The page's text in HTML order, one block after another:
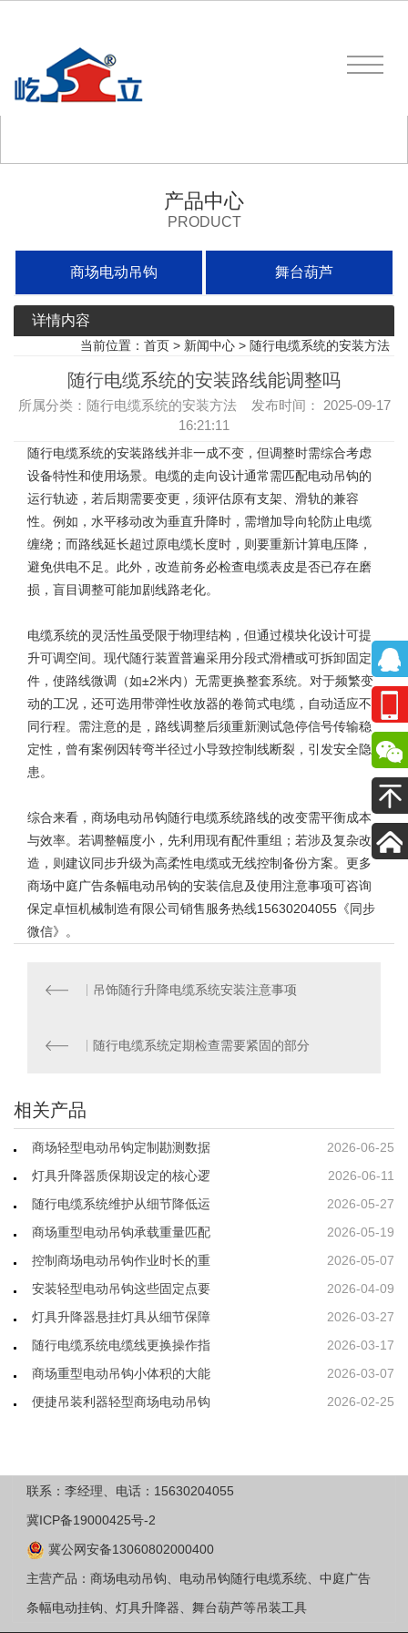
产品中心
PRODUCT
商场电动吊钩 舞台葫芦
详情内容
当前位置： 首页 > 新闻中心 > 随行电缆系统的安装方法
随行电缆系统的安装路线能调整吗
所属分类：随行电缆系统的安装方法 发布时间： 2025-09-17
16:21:11
随行电缆系统的安装路线并非一成不变，但调整时需综合考虑
设备特性和使用场景。电缆的走向设计通常需匹配电动吊钩的
运行轨迹，若后期需要变更，须评估原有支架、滑轨的兼容
性。例如，水平移动改为垂直升降时，需增加导向轮防止电缆
缠绕；而路线延长超过原电缆长度时，则要重新计算电压降，
避免供电不足。此外，改造前务必检查电缆表皮是否已存在磨
损，盲目调整可能加剧线路老化。
电缆系统的灵活性虽受限于物理结构，但通过模块化设计可提
升可调空间。现代随行装置普遍采用分段式滑槽或可拆卸固定
件，使路线微调（如±2米内）无需更换整套系统。对于频繁变
动的工况，还可选用带弹性收放器的卷筒式电缆，自动适应不
同行程。需注意的是，路线调整后须重新测试急停信号传输稳
定性，曾有案例因转弯半径过小导致控制线断裂，引发安全隐
患。
综合来看，商场电动吊钩随行电缆系统路线的改变需平衡成本
与效率。若调整幅度小，先利用现有配件重组；若涉及复杂改
造，则建议同步升级为高柔性电缆或无线控制备份方案。更多
商场中庭广告条幅电动吊钩的安装信息及使用注意事项可咨询
保定卓恒机械制造有限公司销售服务热线15630204055《同步
微信》。
吊饰随行升降电缆系统安装注意事项
随行电缆系统定期检查需要紧固的部分
相关产品
2026-06-25
商场轻型电动吊钩定制勘测数据
2026-06-11
灯具升降器质保期设定的核心逻
2026-05-27
随行电缆系统维护从细节降低运
2026-05-19
商场重型电动吊钩承载重量匹配
2026-05-07
控制商场电动吊钩作业时长的重
2026-04-09
安装轻型电动吊钩这些固定点要
2026-03-27
灯具升降器悬挂灯具从细节保障
2026-03-17
随行电缆系统电缆线更换操作指
2026-03-07
商场重型电动吊钩小体积的大能
2026-02-25
便捷吊装利器轻型商场电动吊钩
联系：李经理、电话：15630204055
冀ICP备19000425号-2
冀公网安备13060802000400
主营产品：商场电动吊钩、电动吊钩随行电缆系统、中庭广告
条幅电动挂钩、灯具升降器、舞台葫芦等吊装工具